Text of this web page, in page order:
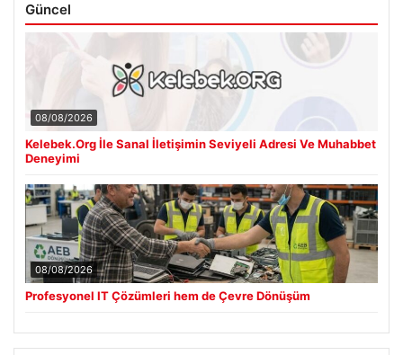
Güncel
08/08/2026
Kelebek.Org İle Sanal İletişimin Seviyeli Adresi Ve Muhabbet
Deneyimi
08/08/2026
Profesyonel IT Çözümleri hem de Çevre Dönüşüm